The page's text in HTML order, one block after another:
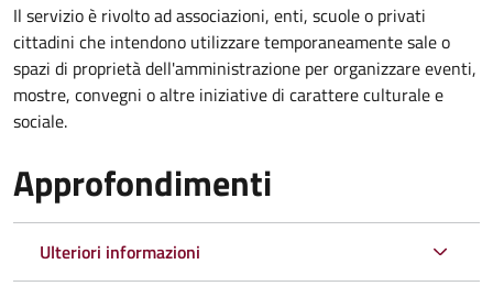
Il servizio è rivolto ad associazioni, enti, scuole o privati
cittadini che intendono utilizzare temporaneamente sale o
spazi di proprietà dell'amministrazione per organizzare eventi,
mostre, convegni o altre iniziative di carattere culturale e
sociale.
Approfondimenti
Ulteriori informazioni